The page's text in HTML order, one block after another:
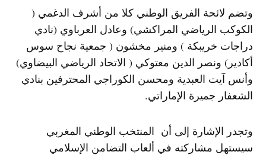
وتضم لائحة الفريق الوطني كلا من أشرف الدغمي (
الكوكب الرياضي المراكشي) وعادل العرباوي (نادي
دراجات خريبكة ) ومنير مخشون ( جمعية نجاح سوس
أكادير) ونصر الدين معتوكي ( الاتحاد الرياضي البيضاوي)
وأنس آيت العبدية ومحسن الكوراجي المحترفين بنادي
الشعفار جميرة الإماراتي.
وتجدر الإشارة إلى أن المنتخب الوطني المغربي
سيستهل مشاركته في ألعاب التضامن الإسلامي